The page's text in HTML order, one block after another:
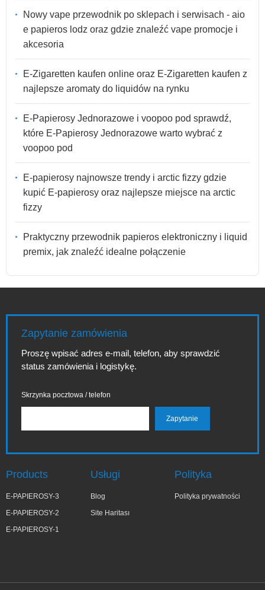
Nowy vape przewodnik po sklepach i serwisach - aio
e papieros lodz oraz gdzie znaleźć vape promocje i
akcesoria
E-Zigaretten kaufen online oraz E-Zigaretten kaufen z
najlepsze aromaty do liquidów na rynku
E-Papierosy Jednorazowe i voopoo pod sprawdź,
które E-Papierosy Jednorazowe warto wybrać z
voopoo pod
E-papierosy najnowsze trendy i arctic fizzy gdzie
kupić E-papierosy oraz najlepsze miejsce na arctic
fizzy
Praktyczny przewodnik papieros elektroniczny i liquid
premix, jak znaleźć idealne połączenie
Zapytanie zamówienia
Proszę wpisać adres e-mail, telefon, aby sprawdzić
status zamówienia i logistykę.
Skrzynka pocztowa / telefon
Products
E-PAPIEROSY-3
E-PAPIEROSY-2
E-PAPIEROSY-1
Usługi
Blog
Site Haritası
Polityka
Polityka prywatności